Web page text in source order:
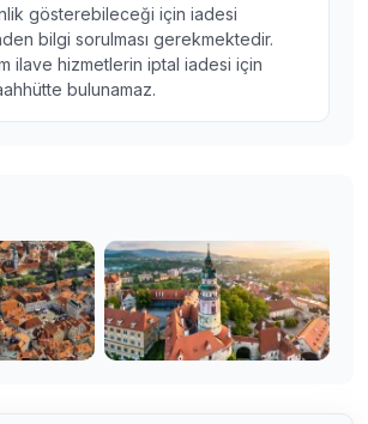
gösterebileceği için iadesi
bilgi sorulması gerekmektedir.
ilave hizmetlerin iptal iadesi için
bulunamaz.